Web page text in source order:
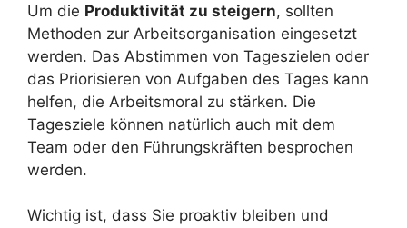
Um die Produktivität zu steigern, sollten
Methoden zur Arbeitsorganisation eingesetzt
werden. Das Abstimmen von Tageszielen oder
das Priorisieren von Aufgaben des Tages kann
helfen, die Arbeitsmoral zu stärken. Die
Tagesziele können natürlich auch mit dem
Team oder den Führungskräften besprochen
werden.
Wichtig ist, dass Sie proaktiv bleiben und